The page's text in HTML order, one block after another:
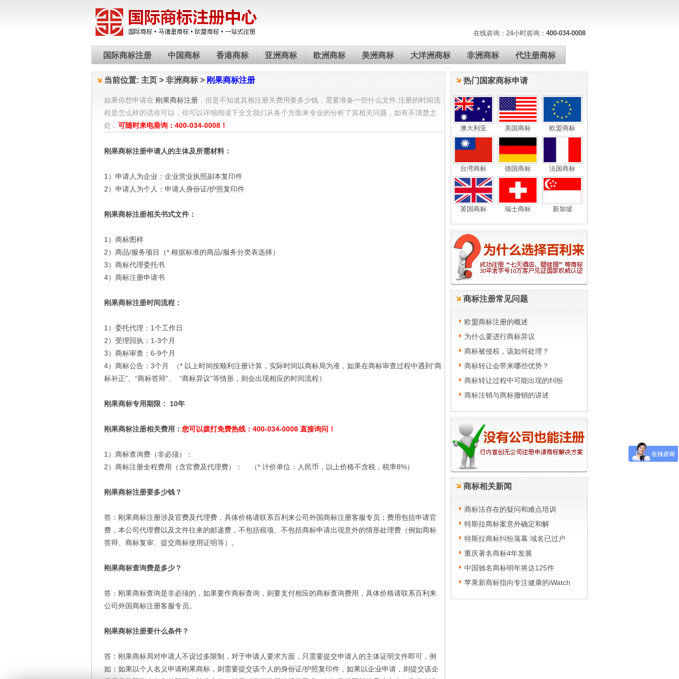
在线咨询： 24小时咨询： 400-034-0008
国际商标注册 中国商标 香港商标 亚洲商标 欧洲商标 美洲商标 大洋洲商标 非洲商标 代注册商标
当前位置: 主页 > 非洲商标> 刚果商标注册
如果你想申请在 刚果商标注册 ，但是不知道其相注册关费用要多少钱，需要准备一些什么文件,注册的时间流
程是怎么样的话你可以，你可以详细阅读下全文我们从各个方面来专业的分析了其相关问题，如有不清楚之
处， 可随时来电垂询：400-034-0008！
刚果商标注册申请人的主体及所需材料：
1）申请人为企业：企业营业执照副本复印件
2）申请人为个人：申请人身份证/护照复印件
刚果商标注册相关书式文件：
1）商标图样
2）商品/服务项目（* 根据标准的商品/服务分类表选择）
3）商标代理委托书
4）商标注册申请书
刚果商标注册时间流程：
1）委托代理：1个工作日
2）受理回执：1-3个月
3）商标审查：6-9个月
4）商标公告：3个月 （* 以上时间按顺利注册计算，实际时间以商标局为准，如果在商标审查过程中遇到“商
标补正”、“商标答辩”、 “商标异议”等情形，则会出现相应的时间流程）
刚果商标专用期限： 10年
刚果商标注册相关费用： 您可以拨打免费热线：400-034-0008 直接询问！
1）商标查询费（非必须）：
2）商标注册全程费用（含官费及代理费）： （* 计价单位：人民币，以上价格不含税，税率8%）
刚果商标注册要多少钱？
答：刚果商标注册涉及官费及代理费，具体价格请联系百利来公司外国商标注册客服专员；费用包括申请官
费，本公司代理费以及文件往来的邮递费，不包括税项、不包括商标申请出现意外的情形处理费（例如商标
答辩、商标复审、提交商标使用证明等）。
刚果商标查询费是多少？
答：刚果商标查询是非必须的，如果要作商标查询，则要支付相应的商标查询费用，具体价格请联系百利来
公司外国商标注册客服专员。
刚果商标注册要什么条件？
答：刚果商标局对申请人不设过多限制，对于申请人要求方面，只需要提交申请人的主体证明文件即可，例
如：如果以个人名义申请刚果商标，则需要提交该个人的身份证/护照复印件，如果以企业申请，则提交该企
热门国家商标申请
澳大利亚 美国商标 欧盟商标
台湾商标 德国商标 法国商标
英国商标 瑞士商标 新加坡
商标注册常见问题
欧盟商标注册的概述
为什么要进行商标异议
商标被侵权，该如何处理？
商标转让会带来哪些优势？
商标转让过程中可能出现的纠纷
商标注销与商标撤销的讲述
商标相关新闻
商标法存在的疑问和难点培训
特斯拉商标案意外确定和解
特斯拉商标纠纷落幕 域名已过户
重庆著名商标4年发展
中国驰名商标明年将达125件
苹果新商标指向专注健康的iWatch